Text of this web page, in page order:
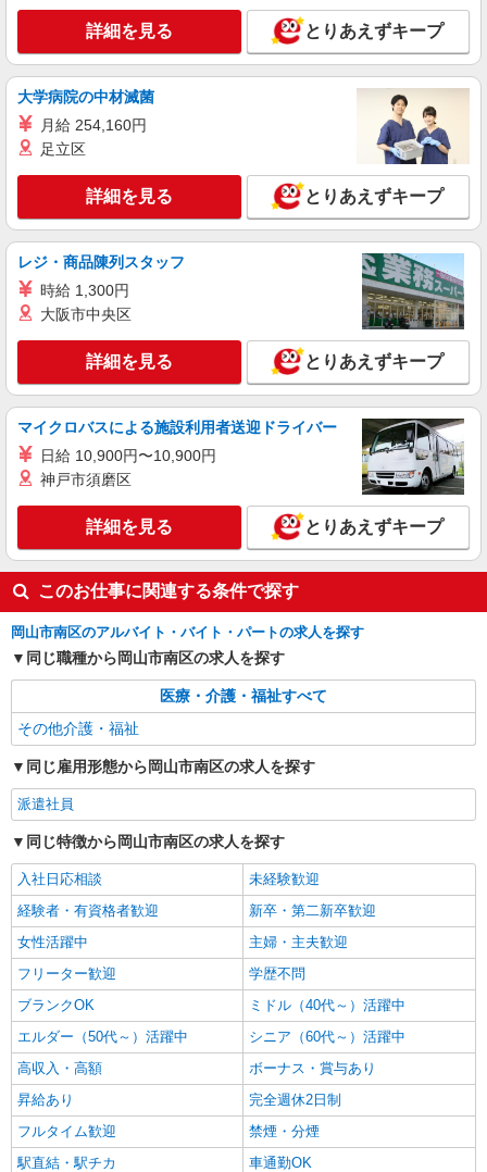
詳細を見る とりあえずキープ
大学病院の中材滅菌
月給 254,160円
足立区
詳細を見る とりあえずキープ
レジ・商品陳列スタッフ
時給 1,300円
大阪市中央区
詳細を見る とりあえずキープ
マイクロバスによる施設利用者送迎ドライバー
日給 10,900円〜10,900円
神戸市須磨区
詳細を見る とりあえずキープ
このお仕事に関連する条件で探す
岡山市南区のアルバイト・バイト・パートの求人を探す
同じ職種から岡山市南区の求人を探す
医療・介護・福祉すべて
その他介護・福祉
同じ雇用形態から岡山市南区の求人を探す
派遣社員
同じ特徴から岡山市南区の求人を探す
入社日応相談
未経験歓迎
経験者・有資格者歓迎
新卒・第二新卒歓迎
女性活躍中
主婦・主夫歓迎
フリーター歓迎
学歴不問
ブランクOK
ミドル（40代～）活躍中
エルダー（50代～）活躍中
シニア（60代～）活躍中
高収入・高額
ボーナス・賞与あり
昇給あり
完全週休2日制
フルタイム歓迎
禁煙・分煙
駅直結・駅チカ
車通勤OK